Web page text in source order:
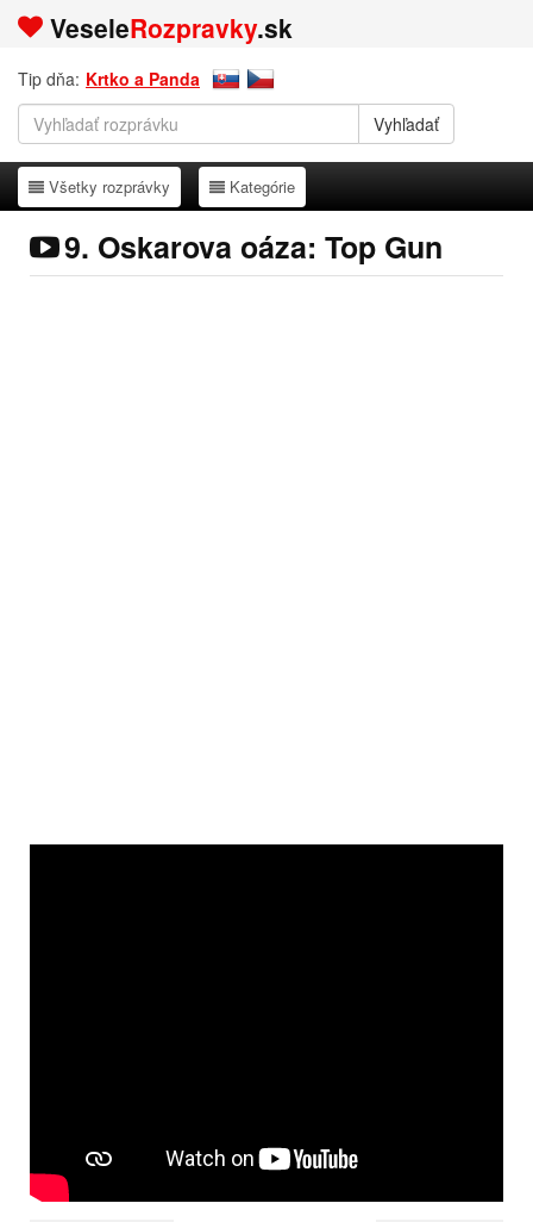
VeseleRozpravky.sk
Tip dňa: Krtko a Panda
Všetky rozprávky
Všetky rozprávky Kategórie
Kategórie
9. Oskarova oáza: Top Gun